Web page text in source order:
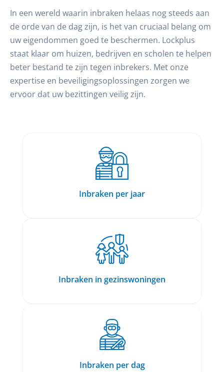
In een wereld waarin inbraken helaas nog steeds aan
de orde van de dag zijn, is het van cruciaal belang om
uw eigendommen goed te beschermen. Lockplus
staat klaar om huizen, bedrijven en scholen te helpen
beter bestand te zijn tegen inbrekers. Met onze
expertise en beveiligingsoplossingen zorgen we
ervoor dat uw bezittingen veilig zijn.
Inbraken per jaar
Inbraken in gezinswoningen
Inbraken per dag